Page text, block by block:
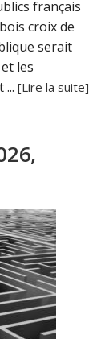
français
croix de
serait
les
...[Lire la suite]